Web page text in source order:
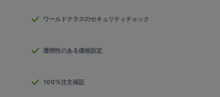
ワールドクラスのセキュリティチェック
透明性のある価格設定
100%注文保証